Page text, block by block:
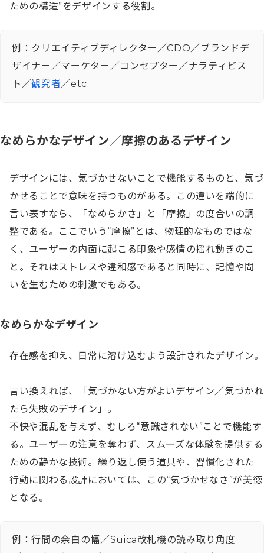
ための構造”をデザインする役割。
例：クリエイティブディレクター／CDO／ブランドデ
ザイナー／マーケター／コンセプター／ナラティビス
ト／観究者／etc.
なめらかなデザイン／摩擦のあるデザイン
デザインには、気づかせないことで機能するものと、気づ
かせることで意味を持つものがある。この違いを端的に
言い表すなら、「なめらかさ」と「摩擦」の度合いの調
整である。ここでいう“摩擦”とは、物理的なものではな
く、ユーザーの内面に起こる印象や感情の揺れ動きのこ
と。それはストレスや違和感であると同時に、記憶や問
いを生むための刺激でもある。
なめらかなデザイン
存在感を抑え、日常に溶け込むよう設計されたデザイン。
言い換えれば、「気づかない方がよいデザイン／気づかれ
たら失敗のデザイン」。
不快や混乱を与えず、むしろ“意識されない”ことで機能す
る。ユーザーの注意を奪わず、スムーズな体験を提供する
ための静かな技術。繰り返し使う道具や、習慣化された
行動に関わる設計においては、この“気づかせなさ”が美徳
となる。
例：行間の余白の幅／Suica改札機の読み取り角度